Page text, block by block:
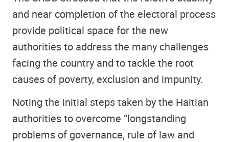
and near completion of the electoral process
provide political space for the new
authorities to address the many challenges
facing the country and to tackle the root
causes of poverty, exclusion and impunity.
Noting the initial steps taken by the Haitian
authorities to overcome “longstanding
problems of governance, rule of law and